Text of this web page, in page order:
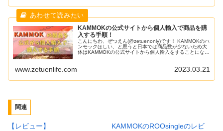
KAMMOKの公式サイトから個人輸入で商品を購
入する手順！
こんにちわ、ぜつえん(@zetuenonly)です！ KAMMOKのハ
ンモックほしい、と思うと日本では商品数が少ないため大
体はKAMMOKの公式サイトから個人輸入をすることになり
KAMMOK公式から商品を購入して手元に届くまでのすべて
www.zetuenlife.com 2023.03.21
関連
【レビュー】
KAMMOKのROOsingleのレビ